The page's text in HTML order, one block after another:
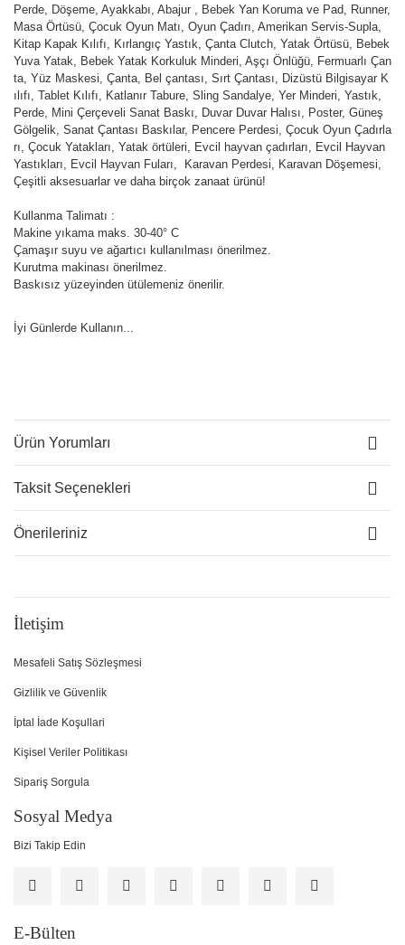
Perde, Döşeme, Ayakkabı, Abajur , Bebek Yan Koruma ve Pad, Runner,
Masa Örtüsü, Çocuk Oyun Matı, Oyun Çadırı, Amerikan Servis-Supla,
Kitap Kapak Kılıfı, Kırlangıç Yastık, Çanta Clutch, Yatak Örtüsü, Bebek
Yuva Yatak, Bebek Yatak Korkuluk Minderi, Aşçı Önlüğü, Fermuarlı Çan
ta, Yüz Maskesi, Çanta, Bel çantası, Sırt Çantası, Dizüstü Bilgisayar K
ılıfı, Tablet Kılıfı, Katlanır Tabure, Sling Sandalye, Yer Minderi, Yastık,
Perde, Mini Çerçeveli Sanat Baskı, Duvar Duvar Halısı, Poster, Güneş
Gölgelik, Sanat Çantası Baskılar, Pencere Perdesi, Çocuk Oyun Çadırla
rı, Çocuk Yatakları, Yatak örtüleri, Evcil hayvan çadırları, Evcil Hayvan
Yastıkları, Evcil Hayvan Fuları, Karavan Perdesi, Karavan Döşemesi,
Çeşitli aksesuarlar ve daha birçok zanaat ürünü!
Kullanma Talimatı :
Makine yıkama maks. 30-40° C
Çamaşır suyu ve ağartıcı kullanılması önerilmez.
Kurutma makinası önerilmez.
Baskısız yüzeyinden ütülemeniz önerilir.
İyi Günlerde Kullanın...
Ürün Yorumları
Taksit Seçenekleri
Önerileriniz
İletişim
Mesafeli Satış Sözleşmesi
Gizlilik ve Güvenlik
İptal İade Koşullari
Kişisel Veriler Politikası
Sipariş Sorgula
Sosyal Medya
Bizi Takip Edin
E-Bülten